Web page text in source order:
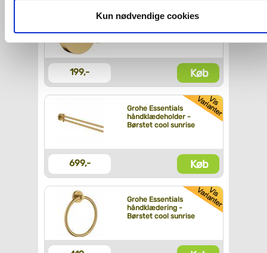
dit samtykke, hvis du måtte ønske det.
Du kan se mere om, hvordan vi behandler dine
personoplysninger, ved at klikke
Kun nødvendige cookies
Grohe Essentials krog
199,- Køb
Grohe Essentials
håndklædeholder -
Børstet cool sunrise
699,- Køb
Grohe Essentials
håndklædering -
Børstet cool sunrise